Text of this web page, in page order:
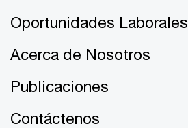
Oportunidades Laborales
Acerca de Nosotros
Publicaciones
Contáctenos